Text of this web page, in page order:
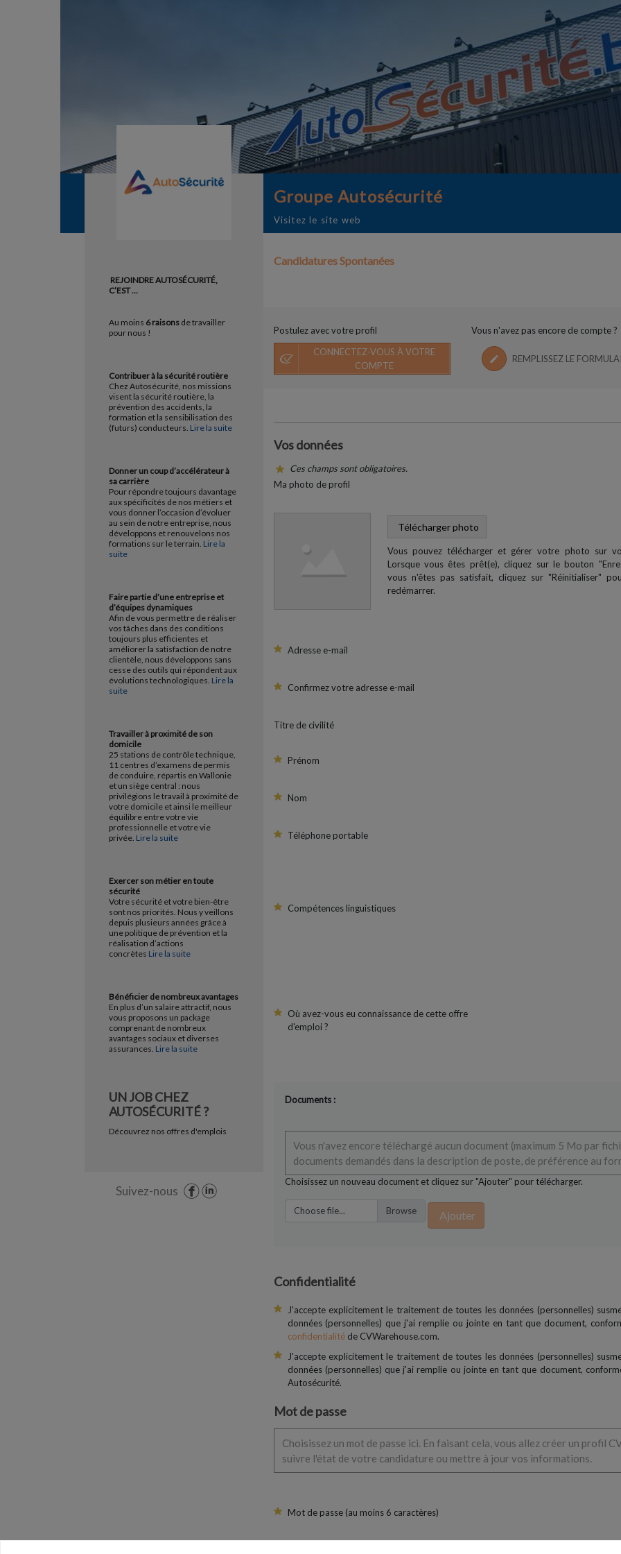
Groupe Autosécurité
Visitez le site web
REJOINDRE AUTOSÉCURITÉ,
C’EST …
Au moins 6 raisons de travailler
pour nous !
Contribuer à la sécurité routière
Chez Autosécurité, nos missions
visent la sécurité routière, la
prévention des accidents, la
formation et la sensibilisation des
(futurs) conducteurs. Lire la suite
Donner un coup d’accélérateur à
sa carrière
Pour répondre toujours davantage
aux spécificités de nos métiers et
vous donner l’occasion d’évoluer
au sein de notre entreprise, nous
développons et renouvelons nos
formations sur le terrain. Lire la
suite
Faire partie d’une entreprise et
d’équipes dynamiques
Afin de vous permettre de réaliser
vos tâches dans des conditions
toujours plus efficientes et
améliorer la satisfaction de notre
clientèle, nous développons sans
cesse des outils qui répondent aux
évolutions technologiques. Lire la
suite
Travailler à proximité de son
domicile
25 stations de contrôle technique,
11 centres d’examens de permis
de conduire, répartis en Wallonie
et un siège central : nous
privilégions le travail à proximité de
votre domicile et ainsi le meilleur
équilibre entre votre vie
professionnelle et votre vie
privée. Lire la suite
Exercer son métier en toute
sécurité
Votre sécurité et votre bien-être
sont nos priorités. Nous y veillons
depuis plusieurs années grâce à
une politique de prévention et la
réalisation d’actions
concrètes Lire la suite
Bénéficier de nombreux avantages
En plus d’un salaire attractif, nous
vous proposons un package
comprenant de nombreux
avantages sociaux et diverses
assurances. Lire la suite
UN JOB CHEZ
AUTOSÉCURITÉ ?
Découvrez nos offres d'emplois
Suivez-nous
Candidatures Spontanées
Postulez avec votre profil
CONNECTEZ-VOUS À VOTRE
COMPTE
Vous n'avez pas encore de compte ?
REMPLISSEZ LE
Vos données
Ces champs sont obligatoires.
Ma photo de profil
Télécharger photo
Vous pouvez télécharger et gérer votre photo sur
Lorsque vous êtes prêt(e), cliquez sur le bouton
vous n'êtes pas satisfait, cliquez sur "Réinitialiser"
redémarrer.
Adresse e-mail
Confirmez votre adresse e-mail
Titre de civilité
Prénom
Nom
Téléphone portable
Compétences linguistiques
Où avez-vous eu connaissance de cette offre
d'emploi ?
Documents :
Vous n'avez encore téléchargé aucun document (maximum 5 Mo par
documents demandés dans la description de poste, de préférence au
Choisissez un nouveau document et cliquez sur "Ajouter" pour télécharger.
Choose file... Ajouter
Confidentialité
J'accepte explicitement le traitement de toutes les données (personnelles)
données (personnelles) que j'ai remplie ou jointe en tant que document,
confidentialitéde CVWarehouse.com.
J'accepte explicitement le traitement de toutes les données (personnelles)
données (personnelles) que j'ai remplie ou jointe en tant que document,
Autosécurité.
Mot de passe
Choisissez un mot de passe ici. En faisant cela, vous allez créer un profil
suivre l'état de votre candidature ou mettre à jour vos informations.
Mot de passe (au moins 6 caractères)